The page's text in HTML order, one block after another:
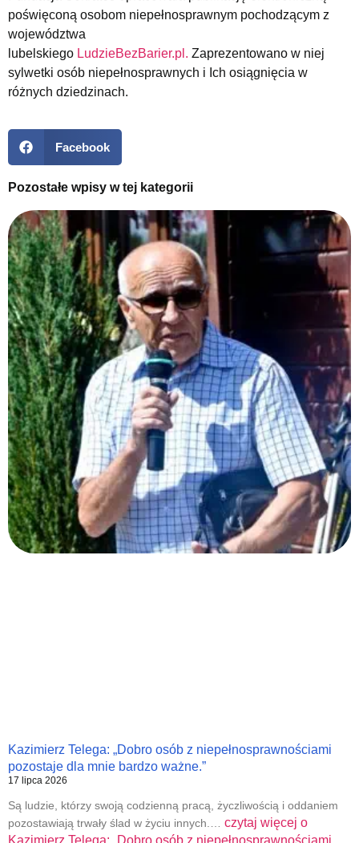
poświęconą osobom niepełnosprawnym pochodzącym z
województwa
lubelskiego LudzieBezBarier.pl. Zaprezentowano w niej
sylwetki osób niepełnosprawnych i Ich osiągnięcia w
różnych dziedzinach.
Facebook
Pozostałe wpisy w tej kategorii
Kazimierz Telega: „Dobro osób z niepełnosprawnościami
pozostaje dla mnie bardzo ważne.”
17 lipca 2026
Są ludzie, którzy swoją codzienną pracą, życzliwością i oddaniem
pozostawiają trwały ślad w życiu innych.… czytaj więcej o